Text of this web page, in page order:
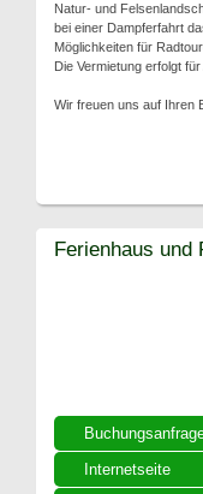
Natur- und
bei einer Dampferfahrt
Möglichkeiten für
Die Vermietung erfolgt
Wir freuen uns auf Ihren
Internetseite
Ferienhaus und